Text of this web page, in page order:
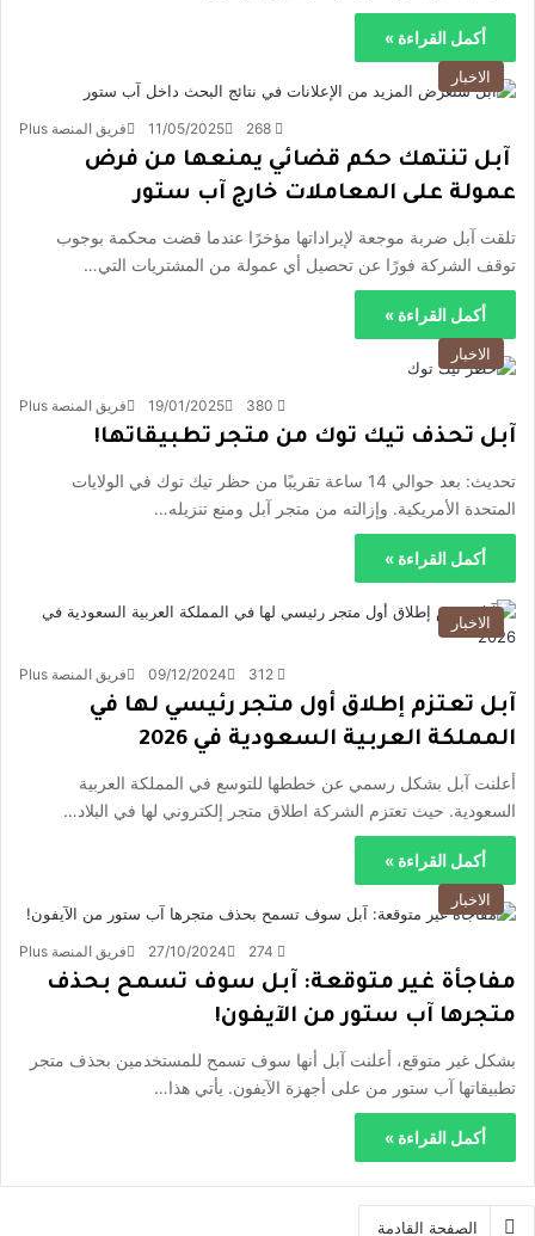
أكمل القراءة »
الاخبار
فريق المنصة Plus 11/05/2025
آبل تنتهك حكم قضائي يمنعها من فرض
عمولة على المعاملات خارج آب ستور
تلقت آبل ضربة موجعة لإيراداتها مؤخرًا عندما قضت محكمة بوجوب
توقف الشركة فورًا عن تحصيل أي عمولة من المشتريات التي…
أكمل القراءة »
الاخبار
فريق المنصة Plus 19/01/2025
آبل تحذف تيك توك من متجر تطبيقاتها!
تحديث: بعد حوالي 14 ساعة تقريبًا من حظر تيك توك في الولايات
المتحدة الأمريكية. وإزالته من متجر آبل ومنع تنزيله…
أكمل القراءة »
الاخبار
فريق المنصة Plus 09/12/2024
آبل تعتزم إطلاق أول متجر رئيسي لها في
المملكة العربية السعودية في 2026
أعلنت آبل بشكل رسمي عن خططها للتوسع في المملكة العربية
السعودية. حيث تعتزم الشركة اطلاق متجر إلكتروني لها في البلاد…
أكمل القراءة »
الاخبار
فريق المنصة Plus 27/10/2024
مفاجأة غير متوقعة: آبل سوف تسمح بحذف
متجرها آب ستور من الآيفون!
بشكل غير متوقع، أعلنت آبل أنها سوف تسمح للمستخدمين بحذف متجر
تطبيقاتها آب ستور من على أجهزة الآيفون. يأتي هذا…
أكمل القراءة »
الصفحة القادمة